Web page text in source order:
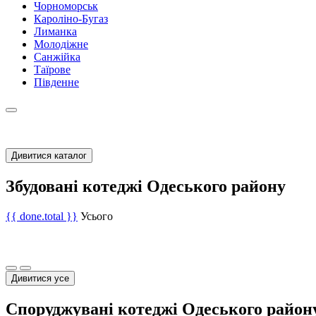
Чорноморськ
Кароліно-Бугаз
Лиманка
Молодіжне
Санжійка
Таїрове
Південне
Дивитися каталог
Збудовані котеджі Одеського району
{{ done.total }} Усього
Дивитися усе
Споруджувані котеджі Одеського